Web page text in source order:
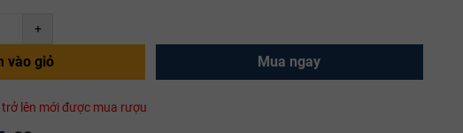
+
vào giỏ Mua ngay
lên mới được mua rượu